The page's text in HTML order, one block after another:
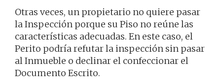
Otras veces, un propietario no quiere pasar
la Inspección porque su Piso no reúne las
características adecuadas. En este caso, el
Perito podría refutar la inspección sin pasar
al Inmueble o declinar el confeccionar el
Documento Escrito.